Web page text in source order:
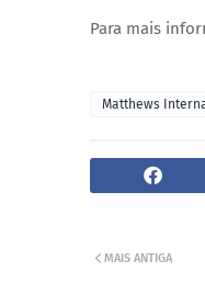
Para mais
Matthews
MAIS ANTIGA